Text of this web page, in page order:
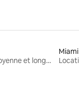
Locations moyenne et longue durée
Miami